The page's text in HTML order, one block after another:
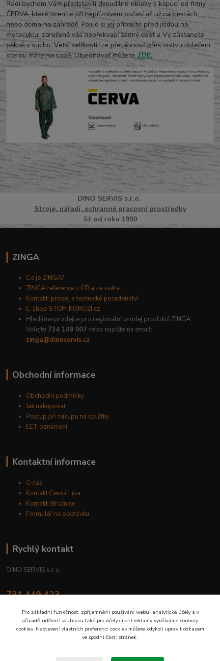
Rádi bychom Vám představili dvoudílné obleky s kapucí od firmy
ČERVA, které oceníte při nepříznivém počasí ať už na cestách
nebo doma na zahradě. Pojud si jej přibalíte před jízdou na
motocyklu, zaručeně vás nepřekvapí žádný déšt a Vy zůstanete
pěkně v suchu. Vetší velikosti lze přetáhnout přes vrstvu oblečení,
kterou máte na sobě. Objednávat můžete ZDE.
DINO SERVISs.r.o.
Stroje, nářadí, ochranné pracovní prostředky
Již od roku 1990
ZINGA
Co je ZINGA?
ZINGA reference z ČR a ze světa
Kontakt: prodej a technické poradenství
E-shop STOP-KOROZI.cz
Hledáme prodejce pro regionální prodej produktů ZINGA.
Volejte 734 149 007 nebo napište na email:
zinga@dinoservis.cz
Obchodní informace
Obchodní podmínky
Jak nakupovat
Postup při nákupu na splátky
EET oznámení
Kontaktní informace
O nás
Kontakt Česká Lípa
Kontakt Stružnice
Formulář na poptávku
Rychlý kontakt
DINO SERVIS s.r.o.
731 449 423
prodejna@dinoservis.cz
Pro základní funkčnost, zpříjemnění používání webu, analytické účely a v
případě udělení souhlasu také pro účely cílení reklamy využíváme soubory
cookies. Nastavení vlastních preferencí cookies můžete kdykoli upravit odkazem
ve spodní části stránek.